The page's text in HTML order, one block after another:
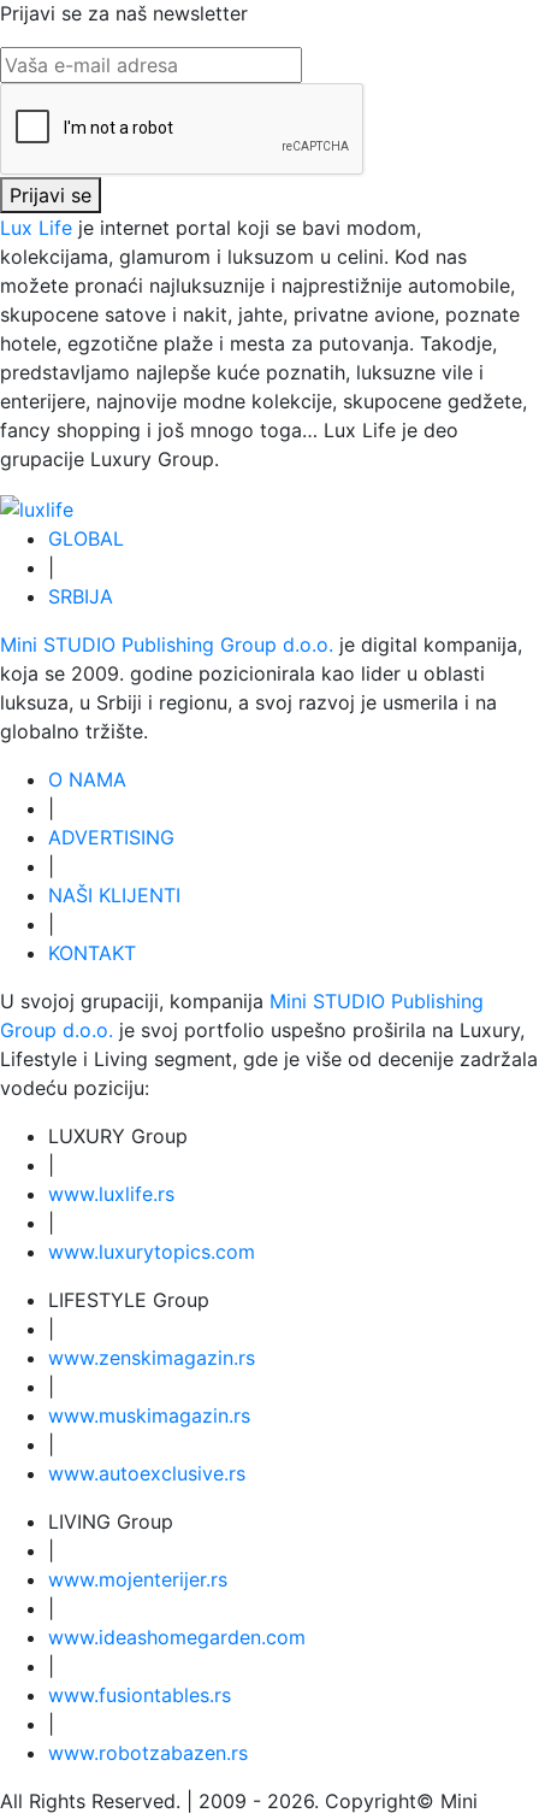
Prijavi se za naš newsletter
Prijavi se
Lux Life je internet portal koji se bavi modom,
kolekcijama, glamurom i luksuzom u celini. Kod nas
možete pronaći najluksuznije i najprestižnije automobile,
skupocene satove i nakit, jahte, privatne avione, poznate
hotele, egzotične plaže i mesta za putovanja. Takodje,
predstavljamo najlepše kuće poznatih, luksuzne vile i
enterijere, najnovije modne kolekcije, skupocene gedžete,
fancy shopping i još mnogo toga… Lux Life je deo
grupacije Luxury Group.
GLOBAL
SRBIJA
Mini STUDIO Publishing Group d.o.o. je digital kompanija,
koja se 2009. godine pozicionirala kao lider u oblasti
luksuza, u Srbiji i regionu, a svoj razvoj je usmerila i na
globalno tržište.
O NAMA
ADVERTISING
NAŠI KLIJENTI
KONTAKT
U svojoj grupaciji, kompanija Mini STUDIO Publishing
Group d.o.o. je svoj portfolio uspešno proširila na Luxury,
Lifestyle i Living segment, gde je više od decenije zadržala
vodeću poziciju:
LUXURY Group
www.luxlife.rs
www.luxurytopics.com
LIFESTYLE Group
www.zenskimagazin.rs
www.muskimagazin.rs
www.autoexclusive.rs
LIVING Group
www.mojenterijer.rs
www.ideashomegarden.com
www.fusiontables.rs
www.robotzabazen.rs
All Rights Reserved. | 2009 - 2026. Copyright© Mini